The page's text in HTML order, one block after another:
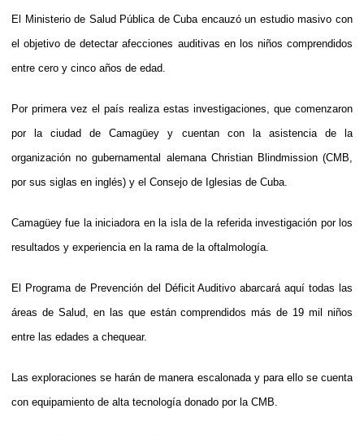
El Ministerio de Salud Pública de Cuba encauzó un estudio masivo con
el objetivo de detectar afecciones auditivas en los niños comprendidos
entre cero y cinco años de edad.
Por primera vez el país realiza estas investigaciones, que comenzaron
por la ciudad de Camagüey y cuentan con la asistencia de la
organización no gubernamental alemana Christian Blindmission (CMB,
por sus siglas en inglés) y el Consejo de Iglesias de Cuba.
Camagüey fue la iniciadora en la isla de la referida investigación por los
resultados y experiencia en la rama de la oftalmología.
El Programa de Prevención del Déficit Auditivo abarcará aquí todas las
áreas de Salud, en las que están comprendidos más de 19 mil niños
entre las edades a chequear.
Las exploraciones se harán de manera escalonada y para ello se cuenta
con equipamiento de alta tecnología donado por la CMB.